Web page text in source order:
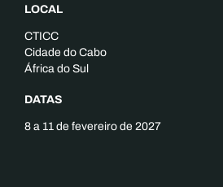
LOCAL
CTICC
Cidade do Cabo
África do Sul
DATAS
8 a 11 de fevereiro de 2027